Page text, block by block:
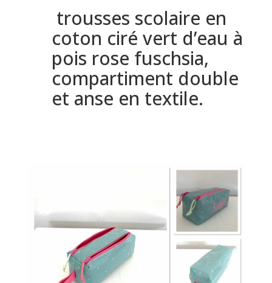
trousses scolaire en
coton ciré vert d’eau à
pois rose fuschsia,
compartiment double
et anse en textile.